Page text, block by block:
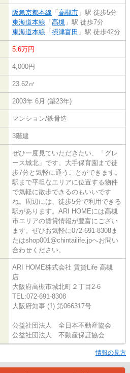
阪急京都本線 「 高槻市 」駅 徒歩5分
東海道本線 「 高槻 」駅 徒歩7分
東海道本線 「 摂津富田 」駅 徒歩42分
5.6万円
4,000円
23.62㎡
2003年 6月 (築23年)
マンション/鉄骨造
3階建
ぜひ一度見ていただきたい、「グレ
ース城北」です。大手保育園まで徒
歩7分と気軽に通うことができます。
駅まで平坦なエリアに位置する物件
で気軽に散歩できるのもいいです
ね。周辺には、徒歩5分で利用できる
駅があります。ARI HOMEには高槻
市エリアの賃貸情報が豊富にござい
ます。ぜひお気軽に072-691-8308ま
たはshop001@chintailife.jpへお問い
合わせください。
ARI HOME株式会社 賃貸Life 高槻
店
大阪府高槻市城北町２丁目2-6
TEL:072-691-8308
大阪府知事 (1) 第066317号
公益社団法人 全日本不動産協会
公益社団法人 不動産保証協会
情報の見方